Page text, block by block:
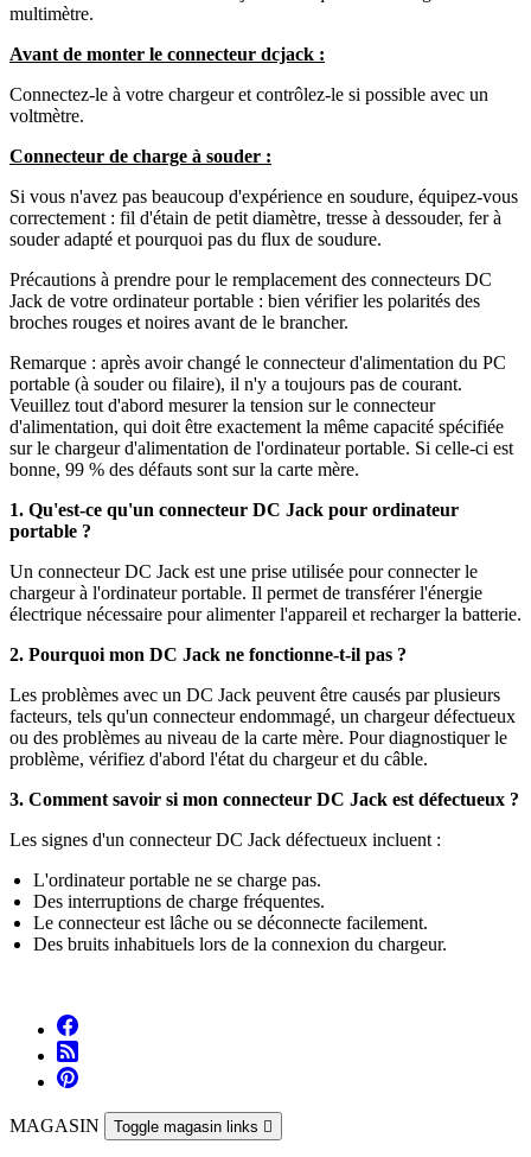
multimètre.
Avant de monter le connecteur dcjack :
Connectez-le à votre chargeur et contrôlez-le si possible avec un
voltmètre.
Connecteur de charge à souder :
Si vous n'avez pas beaucoup d'expérience en soudure, équipez-vous
correctement : fil d'étain de petit diamètre, tresse à dessouder, fer à
souder adapté et pourquoi pas du flux de soudure.
Précautions à prendre pour le remplacement des connecteurs DC
Jack de votre ordinateur portable : bien vérifier les polarités des
broches rouges et noires avant de le brancher.
Remarque : après avoir changé le connecteur d'alimentation du PC
portable (à souder ou filaire), il n'y a toujours pas de courant.
Veuillez tout d'abord mesurer la tension sur le connecteur
d'alimentation, qui doit être exactement la même capacité spécifiée
sur le chargeur d'alimentation de l'ordinateur portable. Si celle-ci est
bonne, 99 % des défauts sont sur la carte mère.
1. Qu'est-ce qu'un connecteur DC Jack pour ordinateur
portable ?
Un connecteur DC Jack est une prise utilisée pour connecter le
chargeur à l'ordinateur portable. Il permet de transférer l'énergie
électrique nécessaire pour alimenter l'appareil et recharger la batterie.
2. Pourquoi mon DC Jack ne fonctionne-t-il pas ?
Les problèmes avec un DC Jack peuvent être causés par plusieurs
facteurs, tels qu'un connecteur endommagé, un chargeur défectueux
ou des problèmes au niveau de la carte mère. Pour diagnostiquer le
problème, vérifiez d'abord l'état du chargeur et du câble.
3. Comment savoir si mon connecteur DC Jack est défectueux ?
Les signes d'un connecteur DC Jack défectueux incluent :
L'ordinateur portable ne se charge pas.
Des interruptions de charge fréquentes.
Le connecteur est lâche ou se déconnecte facilement.
Des bruits inhabituels lors de la connexion du chargeur.
MAGASIN Toggle magasin links 